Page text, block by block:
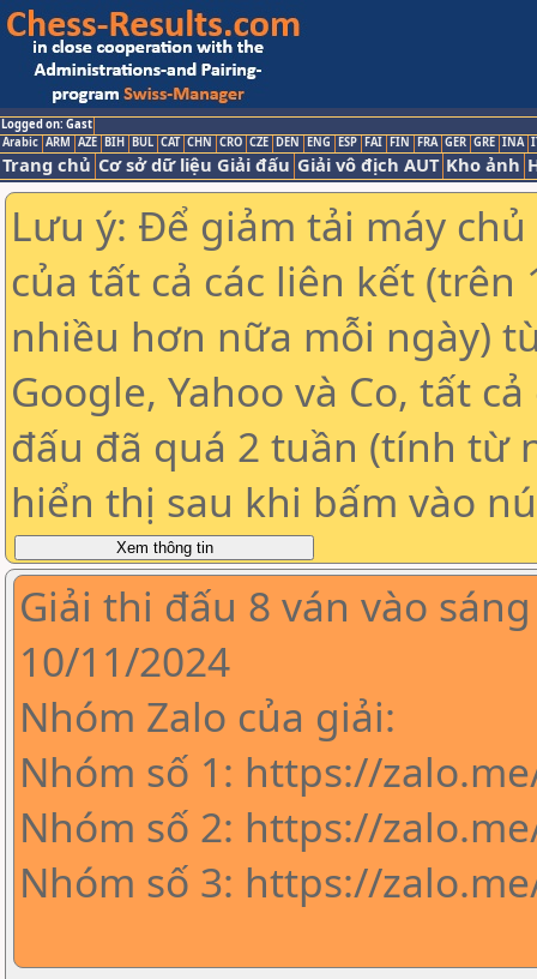
Logged on: Gast
Arabic ARM AZE BIH BUL CAT CHN CRO CZE DEN ENG ESP FAI FIN FRA GER GRE INA
Trang chủ Cơ sở dữ liệu Giải đấu Giải vô địch AUT Kho ảnh
Lưu ý: Để giảm tải máy
của tất cả các liên kết (trên
nhiều hơn nữa mỗi ngày)
Google, Yahoo và Co, tất
đấu đã quá 2 tuần (tính từ
hiển thị sau khi bấm vào
Giải thi đấu 8 ván vào
10/11/2024
Nhóm Zalo của giải:
Nhóm số 1: https://
Nhóm số 2: https://
Nhóm số 3: https://